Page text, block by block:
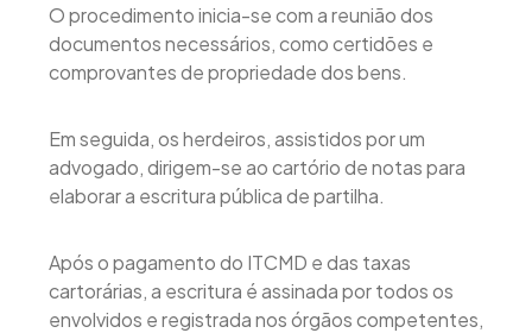
O procedimento inicia-se com a reunião dos
documentos necessários, como certidões e
comprovantes de propriedade dos bens.
Em seguida, os herdeiros, assistidos por um
advogado, dirigem-se ao cartório de notas para
elaborar a escritura pública de partilha.
Após o pagamento do ITCMD e das taxas
cartorárias, a escritura é assinada por todos os
envolvidos e registrada nos órgãos competentes,